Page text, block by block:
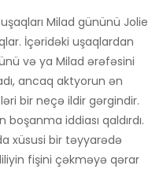
Milad gününü Jolie
İçəridəki uşaqlardan
və ya Milad ərəfəsini
ancaq aktyorun ən
bir neçə ildir gərgindir.
boşanma iddiası qaldırdı.
xüsusi bir təyyarədə
fişini çəkməyə qərar